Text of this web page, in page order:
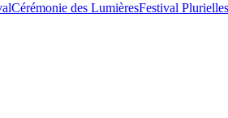
Cérémonie des LumièresFestival Plurielles